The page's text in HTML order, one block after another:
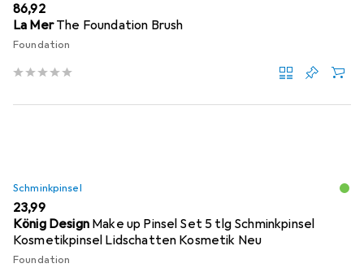
EUR
86,92
La Mer The Foundation Brush
Foundation
Schminkpinsel
EUR
23,99
König Design Make up Pinsel Set 5 tlg Schminkpinsel
Kosmetikpinsel Lidschatten Kosmetik Neu
Foundation